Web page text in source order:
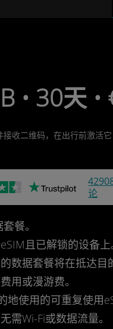
• 30天 •
收二维码，在出行前激活
论
餐。
且已解锁的设备
数据套餐将在抵达目
用或漫游费。
地使用的可重复使用
需Wi-Fi或数据流量。